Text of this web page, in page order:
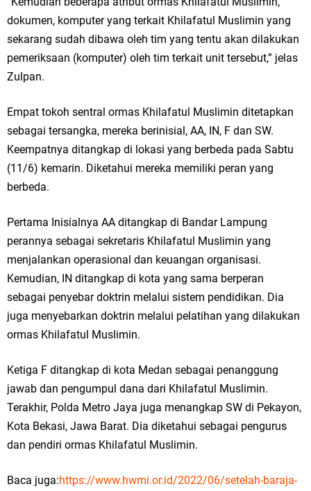
dokumen, komputer yang terkait Khilafatul Muslimin yang
sekarang sudah dibawa oleh tim yang tentu akan dilakukan
pemeriksaan (komputer) oleh tim terkait unit tersebut,” jelas
Zulpan.
Empat tokoh sentral ormas Khilafatul Muslimin ditetapkan
sebagai tersangka, mereka berinisial, AA, IN, F dan SW.
Keempatnya ditangkap di lokasi yang berbeda pada Sabtu
(11/6) kemarin. Diketahui mereka memiliki peran yang
berbeda.
Pertama Inisialnya AA ditangkap di Bandar Lampung
perannya sebagai sekretaris Khilafatul Muslimin yang
menjalankan operasional dan keuangan organisasi.
Kemudian, IN ditangkap di kota yang sama berperan
sebagai penyebar doktrin melalui sistem pendidikan. Dia
juga menyebarkan doktrin melalui pelatihan yang dilakukan
ormas Khilafatul Muslimin.
Ketiga F ditangkap di kota Medan sebagai penanggung
jawab dan pengumpul dana dari Khilafatul Muslimin.
Terakhir, Polda Metro Jaya juga menangkap SW di Pekayon,
Kota Bekasi, Jawa Barat. Dia diketahui sebagai pengurus
dan pendiri ormas Khilafatul Muslimin.
Baca juga:https://www.hwmi.or.id/2022/06/setelah-baraja-